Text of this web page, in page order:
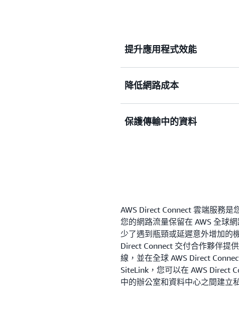
提升應用程式效能
降低網路成本
本。
保護傳輸中的資料
AWS Direct Connect 雲端服務是
您的網路流量保留在 AWS 全球
少了遇到瓶頸或延遲意外增加的
Direct Connect 交付合作夥伴提
線，並在全球 AWS Direct
SiteLink，您可以在 AWS Direct
中的辦公室和資料中心之間建立